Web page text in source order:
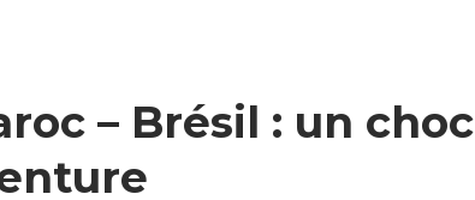
– Brésil : un choc